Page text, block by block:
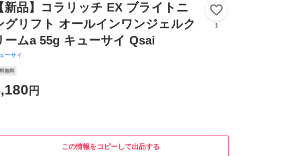
新品】コラリッチ EX ブライトニ
グリフト オールインワンジェルク
ームa 55g キューサイ Qsai
ーサイ
1
無料
円
この情報をコピーして出品する